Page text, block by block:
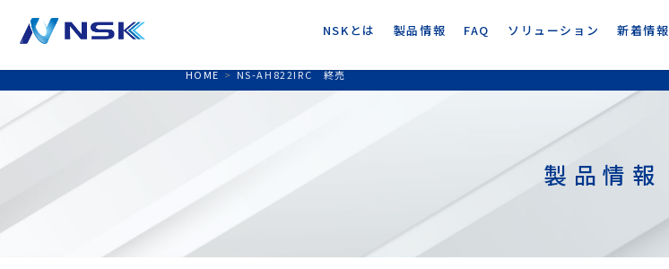
NSKとは 製品情報 FAQ ソリューション 新着情報
HOME > NS-AH822IRC 終売
製品情報